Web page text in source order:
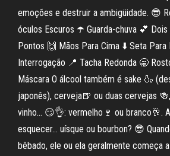
emoções e destruir a ambigüidade. 😎
óculos Escuros ☂️ Guarda-chuva 💕
Pontos 🙌 Mãos Para Cima ⬇️ Seta Para
Interrogação 📍 Tacha Redonda 🥱
Máscara O álcool também é sake 🍶
japonês), cerveja🍺 ou duas cervejas
vinho… 😏👌: vermelho🍷 ou branco🥂.
esquecer… uísque ou bourbon? 😎
bêbado, ele ou ela geralmente começa